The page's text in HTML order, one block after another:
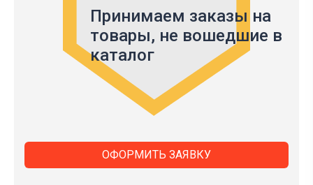
Принимаем заказы на
товары, не вошедшие в
каталог
ОФОРМИТЬ ЗАЯВКУ